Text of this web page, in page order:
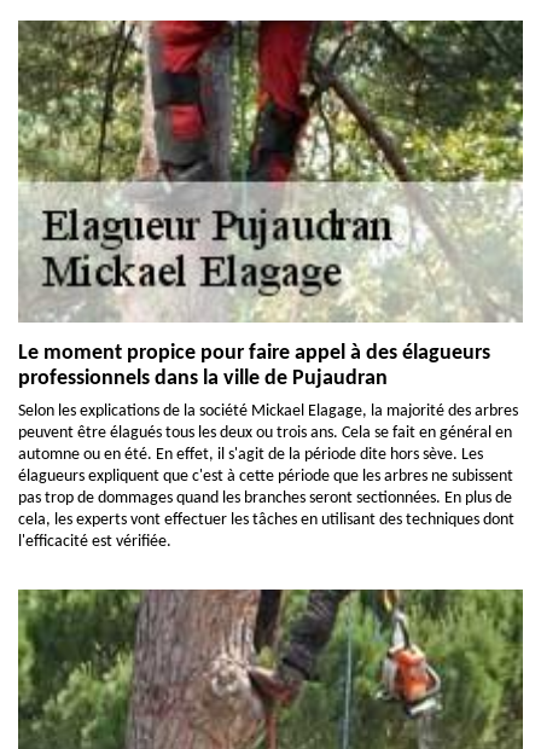
Le moment propice pour faire appel à des élagueurs
professionnels dans la ville de Pujaudran
Selon les explications de la société Mickael Elagage, la majorité des arbres
peuvent être élagués tous les deux ou trois ans. Cela se fait en général en
automne ou en été. En effet, il s'agit de la période dite hors sève. Les
élagueurs expliquent que c'est à cette période que les arbres ne subissent
pas trop de dommages quand les branches seront sectionnées. En plus de
cela, les experts vont effectuer les tâches en utilisant des techniques dont
l'efficacité est vérifiée.